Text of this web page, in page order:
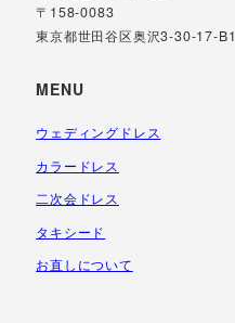
〒158-0083
東京都世田谷区奥沢3-30-17-B1
MENU
ウェディングドレス
カラードレス
二次会ドレス
タキシード
お直しについて